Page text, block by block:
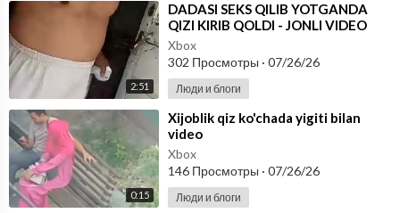
2:51
⁣DADASI SEKS QILIB YOTGANDA
QIZI KIRIB QOLDI - JONLI VIDEO
2026
Xbox
302 Просмотры · 07/26/26
Люди и блоги
0:15
⁣Xijoblik qiz ko'chada yigiti bilan
video
Xbox
146 Просмотры · 07/26/26
Люди и блоги